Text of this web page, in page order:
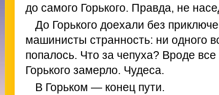
до самого Горького. Правда, не
До Горького доехали без
машинисты странность: ни одного
попалось. Что за чепуха? Вроде
Горького замерло. Чудеса.
В Горьком — конец пути.